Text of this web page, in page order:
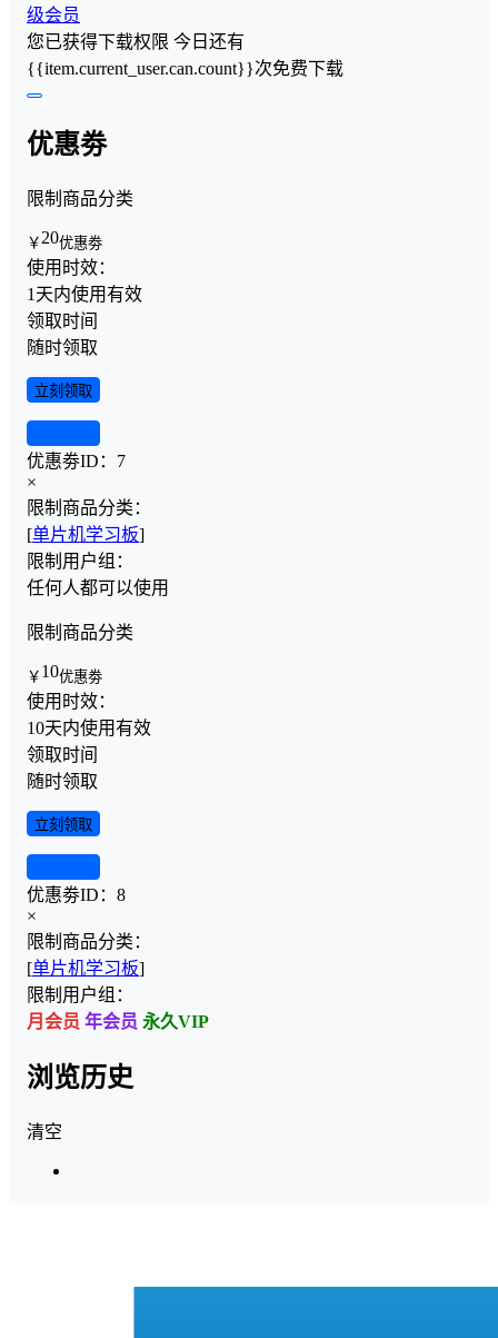
级会员
您已获得下载权限 今日还有
{{item.current_user.can.count}}次免费下载
优惠劵
限制商品分类
￥ 20优惠劵
使用时效：
1天内使用有效
领取时间
随时领取
立刻领取
优惠劵ID： 7
×
限制商品分类：
[单片机学习板]
限制用户组：
任何人都可以使用
限制商品分类
￥ 10优惠劵
使用时效：
10天内使用有效
领取时间
随时领取
立刻领取
优惠劵ID： 8
×
限制商品分类：
[单片机学习板]
限制用户组：
月会员 年会员 永久VIP
浏览历史
清空